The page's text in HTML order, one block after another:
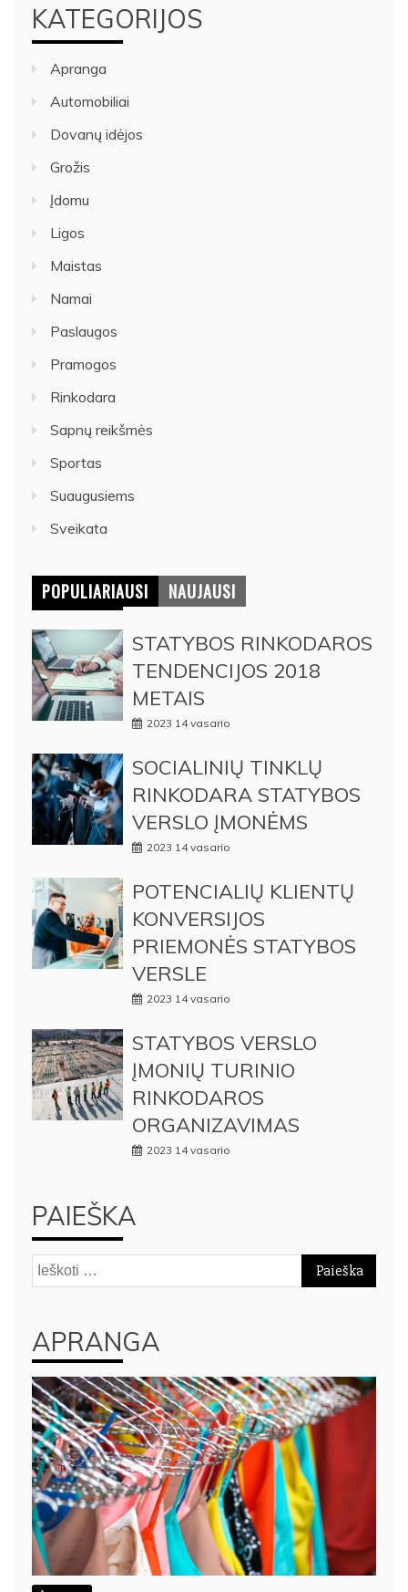
KATEGORIJOS
Apranga
Automobiliai
Dovanų idėjos
Grožis
Įdomu
Ligos
Maistas
Namai
Paslaugos
Pramogos
Rinkodara
Sapnų reikšmės
Sportas
Suaugusiems
Sveikata
POPULIARIAUSI NAUJAUSI
STATYBOS RINKODAROS
TENDENCIJOS 2018
METAIS
2023 14 vasario
SOCIALINIŲ TINKLŲ
RINKODARA STATYBOS
VERSLO ĮMONĖMS
2023 14 vasario
POTENCIALIŲ KLIENTŲ
KONVERSIJOS
PRIEMONĖS STATYBOS
VERSLE
2023 14 vasario
STATYBOS VERSLO
ĮMONIŲ TURINIO
RINKODAROS
ORGANIZAVIMAS
2023 14 vasario
PAIEŠKA
Ieškoti:
APRANGA